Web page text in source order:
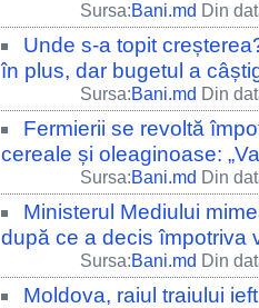
Sursa:Bani.md Din
Unde s-a topit
în plus, dar bugetul a
Sursa:Bani.md Din
Fermierii se revoltă
cereale și oleaginoase:
Sursa:Bani.md Din
Ministerul Mediului
după ce a decis împotriva
Sursa:Bani.md Din
Moldova, raiul traiului